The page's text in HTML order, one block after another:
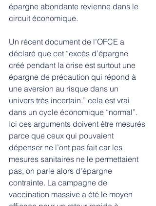
épargne abondante revienne dans le
circuit économique.
Un récent document de l’OFCE a
déclaré que cet “excès d’épargne
créé pendant la crise est surtout une
épargne de précaution qui répond à
une aversion au risque dans un
univers très incertain.” cela est vrai
dans un cycle économique “normal”.
Ici ces arguments doivent être mesurés
parce que ceux qui pouvaient
dépenser ne l’ont pas fait car les
mesures sanitaires ne le permettaient
pas, on parle alors d'épargne
contrainte. La campagne de
vaccination massive a été le moyen